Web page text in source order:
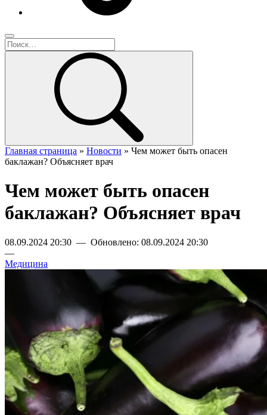
Главная страница » Новости » Чем может быть опасен
баклажан? Объясняет врач
Чем может быть опасен
баклажан? Объясняет врач
08.09.2024 20:30 — Обновлено: 08.09.2024 20:30
—
Медицина